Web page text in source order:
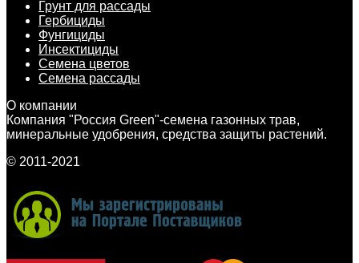
Грунт для рассады
Гербициды
Фунгициды
Инсектициды
Семена цветов
Семена рассады
О компании
Компания "Россия Green"-семена газонных трав,
минеральные удобрения, средства защиты растений.
© 2011-2021